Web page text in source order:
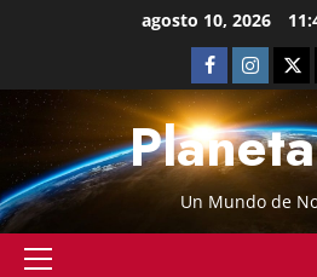
agosto 10, 2026
Un Mundo de